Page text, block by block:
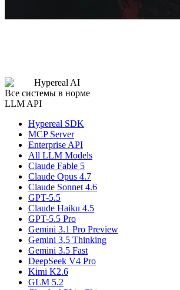
Hypereal AI
Все системы в норме
LLM API
Hypereal SDK
MCP Server
Enterprise API
All LLM Models
Claude Fable 5
Claude Opus 4.7
Claude Sonnet 4.6
GPT-5.5
Claude Haiku 4.5
GPT-5.5 Pro
Gemini 3.1 Pro Preview
Gemini 3.5 Thinking
Gemini 3.5 Fast
DeepSeek V4 Pro
Kimi K2.6
GLM 5.2